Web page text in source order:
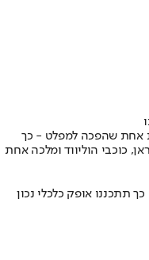
אחת שהפכה למפלט - כך
כוכבי הוליווד ומלכה אחת
תתכננו אופק כלכלי נכון